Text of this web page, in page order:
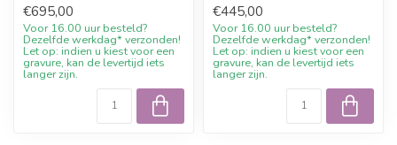
€695,00
Voor 16.00 uur besteld?
Dezelfde werkdag* verzonden!
Let op: indien u kiest voor een
gravure, kan de levertijd iets
langer zijn.
€445,00
Voor 16.00 uur besteld?
Dezelfde werkdag* verzonden!
Let op: indien u kiest voor een
gravure, kan de levertijd iets
langer zijn.